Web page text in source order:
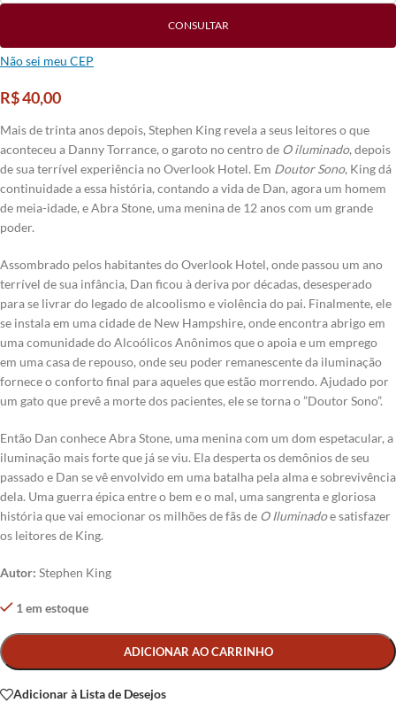
CONSULTAR
Não sei meu CEP
R$40,00
Mais de trinta anos depois, Stephen King revela a seus leitores o que
aconteceu a Danny Torrance, o garoto no centro de O iluminado, depois
de sua terrível experiência no Overlook Hotel. Em Doutor Sono, King dá
continuidade a essa história, contando a vida de Dan, agora um homem
de meia-idade, e Abra Stone, uma menina de 12 anos com um grande
poder.
Assombrado pelos habitantes do Overlook Hotel, onde passou um ano
terrível de sua infância, Dan ficou à deriva por décadas, desesperado
para se livrar do legado de alcoolismo e violência do pai. Finalmente, ele
se instala em uma cidade de New Hampshire, onde encontra abrigo em
uma comunidade do Alcoólicos Anônimos que o apoia e um emprego
em uma casa de repouso, onde seu poder remanescente da iluminação
fornece o conforto final para aqueles que estão morrendo. Ajudado por
um gato que prevê a morte dos pacientes, ele se torna o ”Doutor Sono”.
Então Dan conhece Abra Stone, uma menina com um dom espetacular, a
iluminação mais forte que já se viu. Ela desperta os demônios de seu
passado e Dan se vê envolvido em uma batalha pela alma e sobrevivência
dela. Uma guerra épica entre o bem e o mal, uma sangrenta e gloriosa
história que vai emocionar os milhões de fãs de O Iluminadoe satisfazer
os leitores de King.
Autor: Stephen King
1 em estoque
ADICIONAR AO CARRINHO
Alternative:
Adicionar à Lista de Desejos